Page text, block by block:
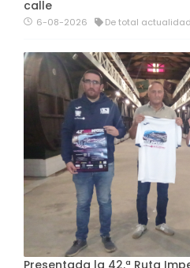
calle
6-08-2026 De total actualidad
Presentada la 42.ª Ruta